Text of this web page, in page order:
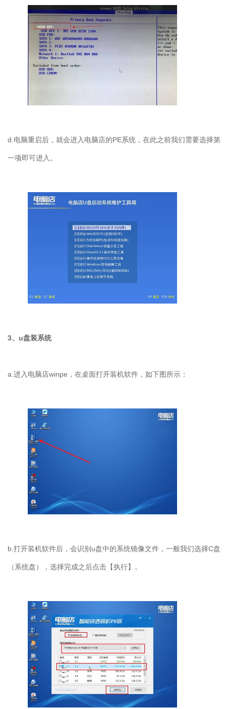
d. 电脑重启后，就会进入电脑店的PE系统，在此之前我们需要选择第
一项即可进入。
3、 u盘装系统
a.进入电脑店winpe ，在桌面打开装机软件，如下图所示：
b.打开装机软件后，会识别 u盘中的系统镜像文件，一般我们选择C盘
（系统盘），选择完成之后点击【执行】。